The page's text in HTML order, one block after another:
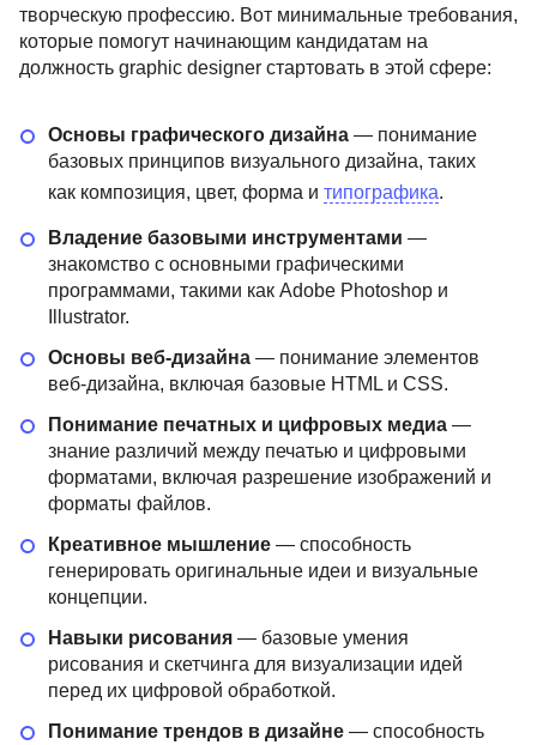
творческую профессию. Вот минимальные требования,
которые помогут начинающим кандидатам на
должность graphic designer стартовать в этой сфере:
Основы графического дизайна — понимание
базовых принципов визуального дизайна, таких
как композиция, цвет, форма и типографика.
Владение базовыми инструментами —
знакомство с основными графическими
программами, такими как Adobe Photoshop и
Illustrator.
Основы веб-дизайна — понимание элементов
веб-дизайна, включая базовые HTML и CSS.
Понимание печатных и цифровых медиа —
знание различий между печатью и цифровыми
форматами, включая разрешение изображений и
форматы файлов.
Креативное мышление — способность
генерировать оригинальные идеи и визуальные
концепции.
Навыки рисования — базовые умения
рисования и скетчинга для визуализации идей
перед их цифровой обработкой.
Понимание трендов в дизайне — способность